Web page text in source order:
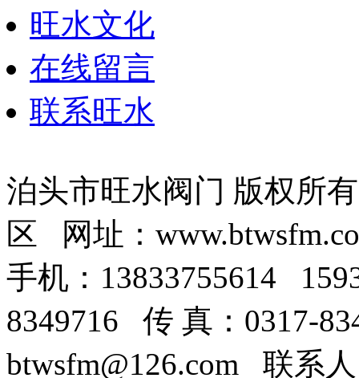
旺水文化
在线留言
联系旺水
泊头市旺水阀门 版权所
区 网址：
手机：13833755614
8349716 传 真：0317-
btwsfm@126.com 联系